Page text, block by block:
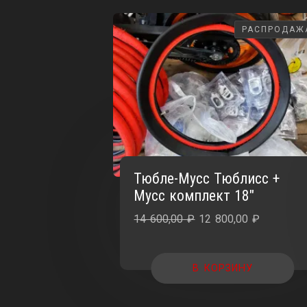
Тюбле-Мусс Тюблисс +
Мусс комплект 18″
14 600,00₽ Первоначальная
14
12 800,00₽
800,00 ₽.
В КОРЗИНУ